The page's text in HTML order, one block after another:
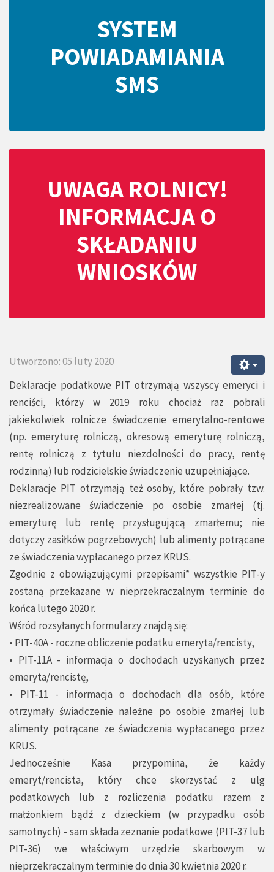
SYSTEM
POWIADAMIANIA
SMS
UWAGA ROLNICY!
INFORMACJA O
SKŁADANIU
WNIOSKÓW
Utworzono: 05 luty 2020
Deklaracje podatkowe PIT otrzymają wszyscy emeryci i
renciści, którzy w 2019 roku chociaż raz pobrali
jakiekolwiek rolnicze świadczenie emerytalno-rentowe
(np. emeryturę rolniczą, okresową emeryturę rolniczą,
rentę rolniczą z tytułu niezdolności do pracy, rentę
rodzinną) lub rodzicielskie świadczenie uzupełniające.
Deklaracje PIT otrzymają też osoby, które pobrały tzw.
niezrealizowane świadczenie po osobie zmarłej (tj.
emeryturę lub rentę przysługującą zmarłemu; nie
dotyczy zasiłków pogrzebowych) lub alimenty potrącane
ze świadczenia wypłacanego przez KRUS.
Zgodnie z obowiązującymi przepisami* wszystkie PIT-y
zostaną przekazane w nieprzekraczalnym terminie do
końca lutego 2020 r.
Wśród rozsyłanych formularzy znajdą się:
• PIT-40A - roczne obliczenie podatku emeryta/rencisty,
• PIT-11A - informacja o dochodach uzyskanych przez
emeryta/rencistę,
• PIT-11 - informacja o dochodach dla osób, które
otrzymały świadczenie należne po osobie zmarłej lub
alimenty potrącane ze świadczenia wypłacanego przez
KRUS.
Jednocześnie Kasa przypomina, że każdy
emeryt/rencista, który chce skorzystać z ulg
podatkowych lub z rozliczenia podatku razem z
małżonkiem bądź z dzieckiem (w przypadku osób
samotnych) - sam składa zeznanie podatkowe (PIT-37 lub
PIT-36) we właściwym urzędzie skarbowym w
nieprzekraczalnym terminie do dnia 30 kwietnia 2020 r.